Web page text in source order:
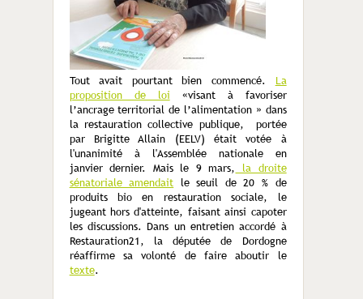
Tout avait pourtant bien commencé. La
proposition de loi «visant à favoriser
l’ancrage territorial de l’alimentation » dans
la restauration collective publique, portée
par Brigitte Allain (EELV) était votée à
l'unanimité à l'Assemblée nationale en
janvier dernier. Mais le 9 mars, la droite
sénatoriale amendait le seuil de 20 % de
produits bio en restauration sociale, le
jugeant hors d'atteinte, faisant ainsi capoter
les discussions. Dans un entretien accordé à
Restauration21, la députée de Dordogne
réaffirme sa volonté de faire aboutir le
texte.